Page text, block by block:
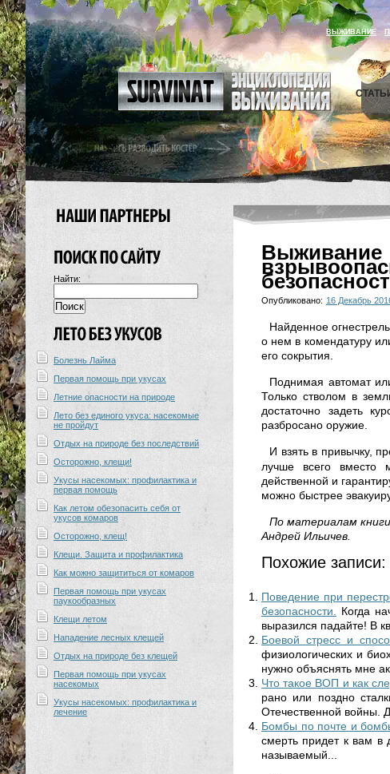
ВЫЖИВАНИЕ
Найти:
Болезнь Лайма
Первая помощь при укусах
Летние опасности на природе
Лето без единого укуса: насекомые
не пройдут
Отдых на природе без последствий
Осторожно, клещи!
Укусы насекомых: профилактика и
первая помощь
Как летом обезопасить себя от
укусов комаров
Осторожно, клещ!
Клещи. Защита и профилактика
Как можно защититься от комаров
Первая помощь при укусах
паукообразных
Клещи летом
Нападение лесных клещей
Отдых на природе без клещей
Первая помощь при укусах
насекомых
Укусы насекомых: профилактика и
лечение
Опубликовано: 16 Декабрь
Найденное
о нем в комендатуру
его сокрытия.
Поднимая автомат
Только стволом в
достаточно задеть
разбросано оружие.
И взять в привычку,
лучше всего вместо
действенной и
можно быстрее
По материалам книги
Андрей Ильичев.
Похожие записи:
Поведение при
безопасности.
Когда
выразился падайте! В
Боевой стресс и
физиологических и
нужно объяснять мне
Что такое ВОП и как
рано или поздно
Отечественной войны.
Бомбы по почте и
смерть придет к вам в
называемый...